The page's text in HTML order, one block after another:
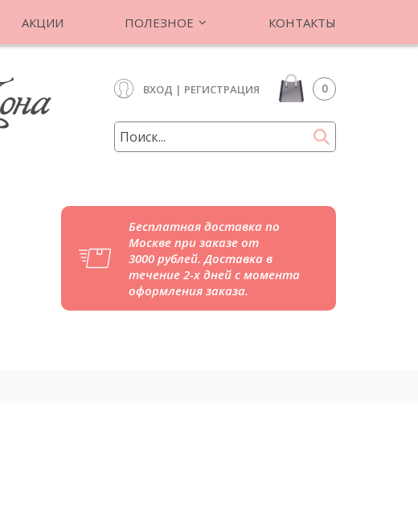
АКЦИИ ПОЛЕЗНОЕ КОНТАКТЫ
ВХОД | РЕГИСТРАЦИЯ 0
Бесплатная доставка по
Москве при заказе от
3000 рублей. Доставка в
течение 2-х дней с момента
оформления заказа.